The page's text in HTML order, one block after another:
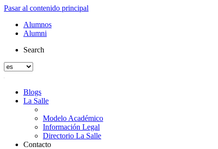
Pasar al contenido principal
Alumnos
Alumni
Search
Blogs
La Salle
Modelo Académico
Información Legal
Directorio La Salle
Contacto